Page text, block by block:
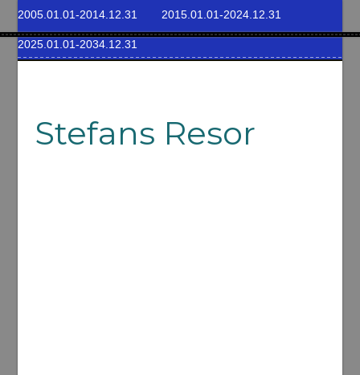
2005.01.01-2014.12.31 2015.01.01-2024.12.31
2025.01.01-2034.12.31
Stefans Resor